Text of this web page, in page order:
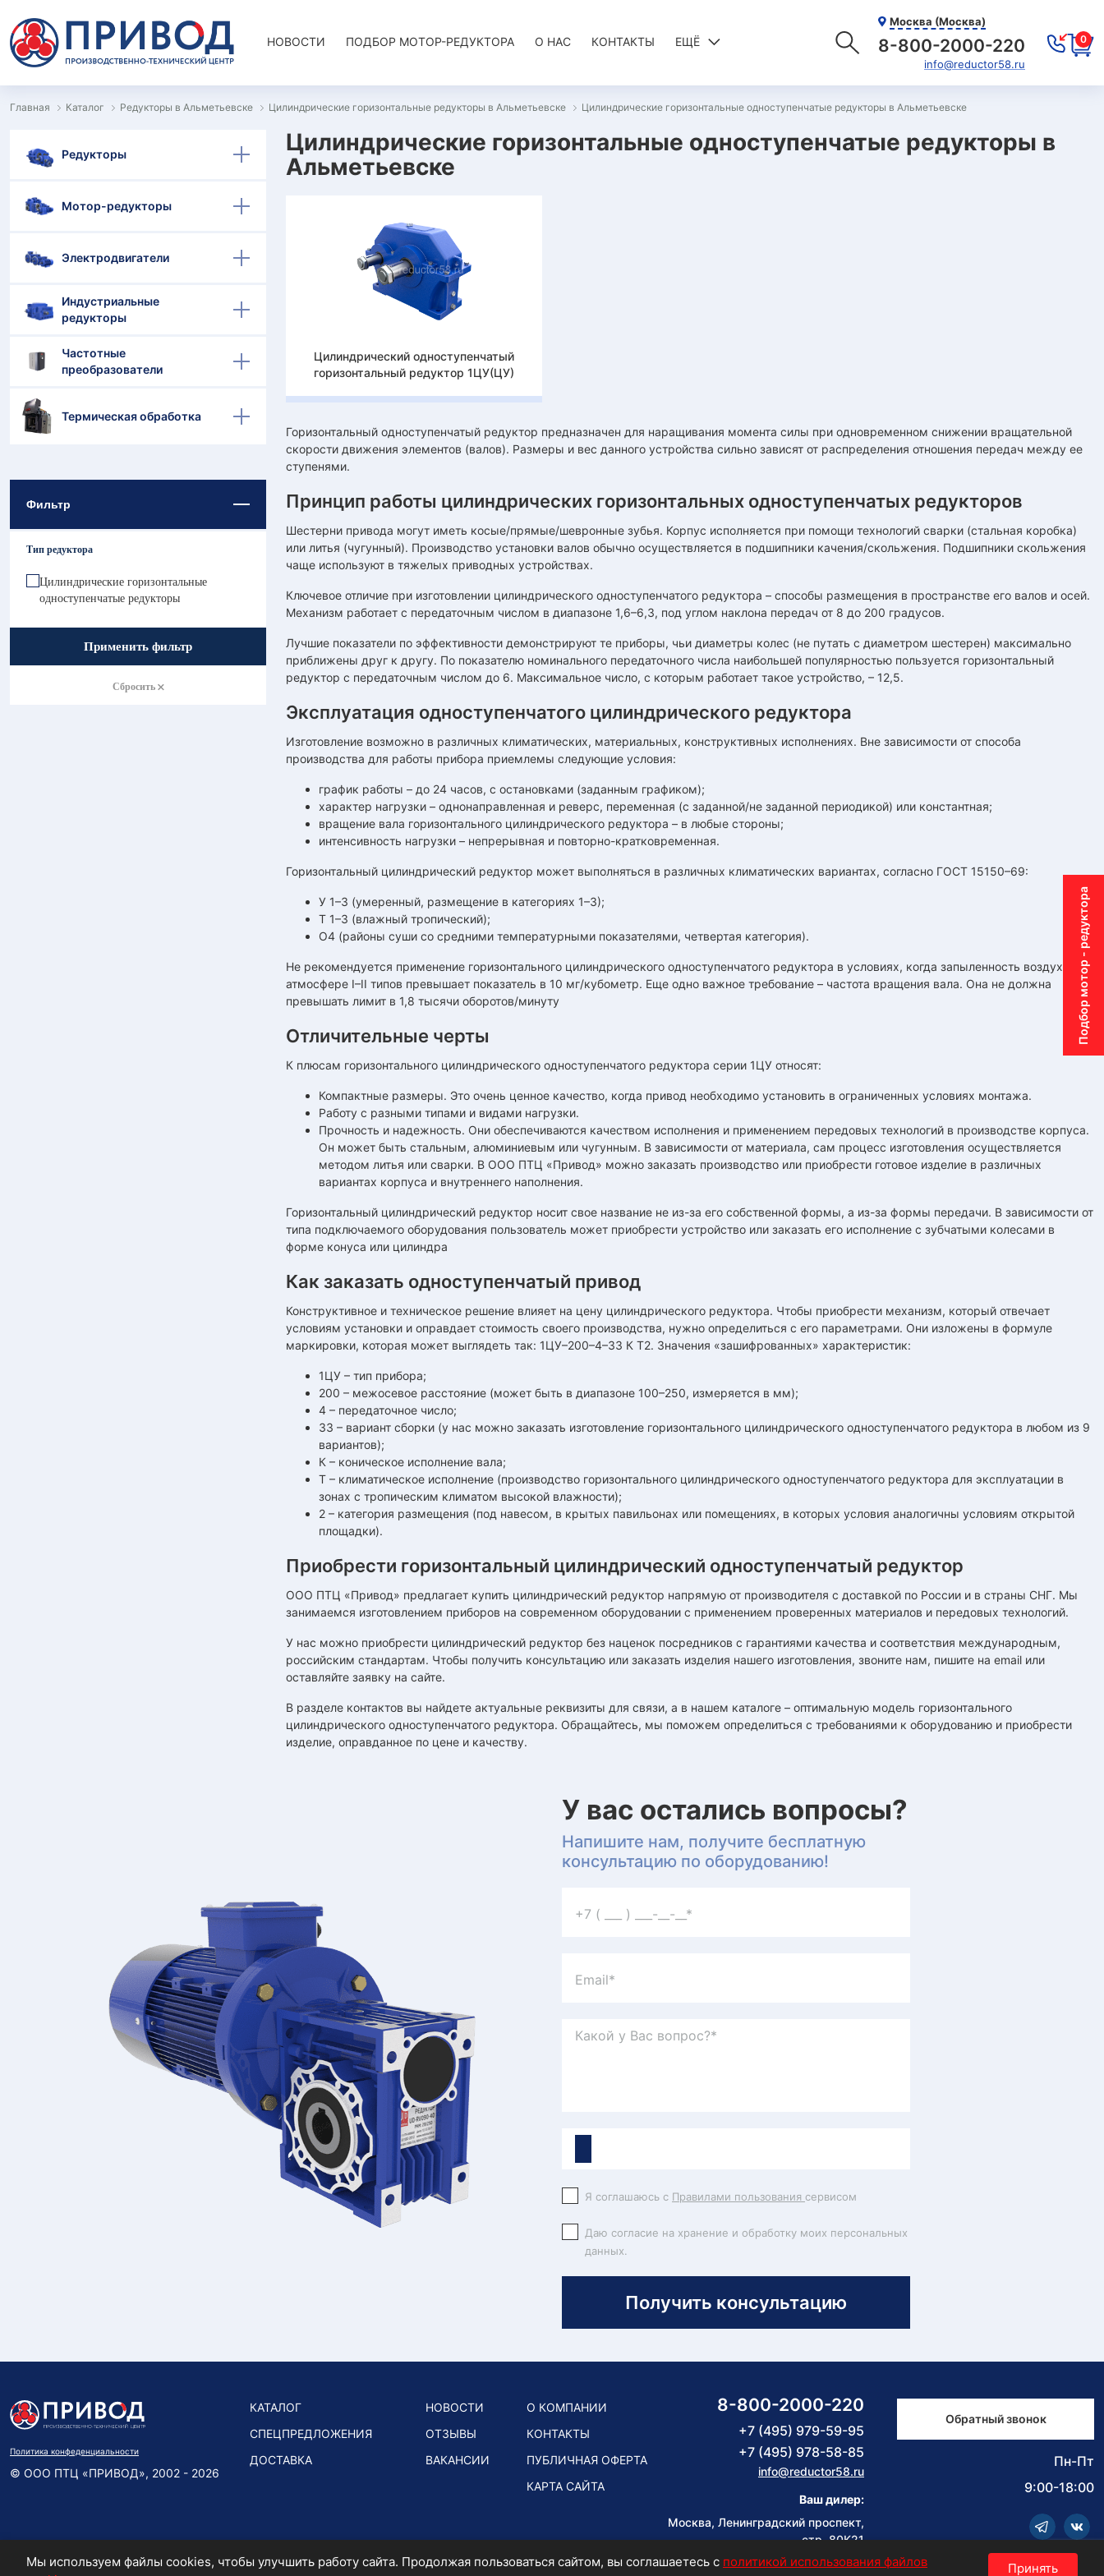
НОВОСТИ ПОДБОР МОТОР-РЕДУКТОРА О НАС КОНТАКТЫ ЕЩЁ
Москва (Москва)
8-800-2000-220
info@reductor58.ru
0
Подбор мотор - редуктора
Главная Каталог Редукторы в Альметьевске Цилиндрические горизонтальные редукторы в Альметьевске Цилиндрические горизонтальные одноступенчатые редукторы в Альметьевске
Редукторы
Мотор-редукторы
Электродвигатели
Индустриальные
редукторы
Частотные
преобразователи
Термическая обработка
Фильтр
Тип редуктора
Цилиндрические горизонтальные
одноступенчатые редукторы
Применить фильтр
Сбросить
Цилиндрические горизонтальные одноступенчатые редукторы в
Альметьевске
Цилиндрический одноступенчатый
горизонтальный редуктор 1ЦУ(ЦУ)
Горизонтальный одноступенчатый редуктор предназначен для наращивания момента силы при одновременном снижении вращательной
скорости движения элементов (валов). Размеры и вес данного устройства сильно зависят от распределения отношения передач между ее
ступенями.
Принцип работы цилиндрических горизонтальных одноступенчатых редукторов
Шестерни привода могут иметь косые/прямые/шевронные зубья. Корпус исполняется при помощи технологий сварки (стальная коробка)
или литья (чугунный). Производство установки валов обычно осуществляется в подшипники качения/скольжения. Подшипники скольжения
чаще используют в тяжелых приводных устройствах.
Ключевое отличие при изготовлении цилиндрического одноступенчатого редуктора – способы размещения в пространстве его валов и осей.
Механизм работает с передаточным числом в диапазоне 1,6–6,3, под углом наклона передач от 8 до 200 градусов.
Лучшие показатели по эффективности демонстрируют те приборы, чьи диаметры колес (не путать с диаметром шестерен) максимально
приближены друг к другу. По показателю номинального передаточного числа наибольшей популярностью пользуется горизонтальный
редуктор с передаточным числом до 6. Максимальное число, с которым работает такое устройство, – 12,5.
Эксплуатация одноступенчатого цилиндрического редуктора
Изготовление возможно в различных климатических, материальных, конструктивных исполнениях. Вне зависимости от способа
производства для работы прибора приемлемы следующие условия:
график работы – до 24 часов, с остановками (заданным графиком);
характер нагрузки – однонаправленная и реверс, переменная (с заданной/не заданной периодикой) или константная;
вращение вала горизонтального цилиндрического редуктора – в любые стороны;
интенсивность нагрузки – непрерывная и повторно-кратковременная.
Горизонтальный цилиндрический редуктор может выполняться в различных климатических вариантах, согласно ГОСТ 15150–69:
У 1–3 (умеренный, размещение в категориях 1–3);
Т 1–3 (влажный тропический);
О4 (районы суши со средними температурными показателями, четвертая категория).
Не рекомендуется применение горизонтального цилиндрического одноступенчатого редуктора в условиях, когда запыленность воздуха в
атмосфере I–II типов превышает показатель в 10 мг/кубометр. Еще одно важное требование – частота вращения вала. Она не должна
превышать лимит в 1,8 тысячи оборотов/минуту
Отличительные черты
К плюсам горизонтального цилиндрического одноступенчатого редуктора серии 1ЦУ относят:
Компактные размеры. Это очень ценное качество, когда привод необходимо установить в ограниченных условиях монтажа.
Работу с разными типами и видами нагрузки.
Прочность и надежность. Они обеспечиваются качеством исполнения и применением передовых технологий в производстве корпуса.
Он может быть стальным, алюминиевым или чугунным. В зависимости от материала, сам процесс изготовления осуществляется
методом литья или сварки. В ООО ПТЦ «Привод» можно заказать производство или приобрести готовое изделие в различных
вариантах корпуса и внутреннего наполнения.
Горизонтальный цилиндрический редуктор носит свое название не из-за его собственной формы, а из-за формы передачи. В зависимости от
типа подключаемого оборудования пользователь может приобрести устройство или заказать его исполнение с зубчатыми колесами в
форме конуса или цилиндра
Как заказать одноступенчатый привод
Конструктивное и техническое решение влияет на цену цилиндрического редуктора. Чтобы приобрести механизм, который отвечает
условиям установки и оправдает стоимость своего производства, нужно определиться с его параметрами. Они изложены в формуле
маркировки, которая может выглядеть так: 1ЦУ–200–4–33 К Т2. Значения «зашифрованных» характеристик:
1ЦУ – тип прибора;
200 – межосевое расстояние (может быть в диапазоне 100–250, измеряется в мм);
4 – передаточное число;
33 – вариант сборки (у нас можно заказать изготовление горизонтального цилиндрического одноступенчатого редуктора в любом из 9
вариантов);
К – коническое исполнение вала;
Т – климатическое исполнение (производство горизонтального цилиндрического одноступенчатого редуктора для эксплуатации в
зонах с тропическим климатом высокой влажности);
2 – категория размещения (под навесом, в крытых павильонах или помещениях, в которых условия аналогичны условиям открытой
площадки).
Приобрести горизонтальный цилиндрический одноступенчатый редуктор
ООО ПТЦ «Привод» предлагает купить цилиндрический редуктор напрямую от производителя с доставкой по России и в страны СНГ. Мы
занимаемся изготовлением приборов на современном оборудовании с применением проверенных материалов и передовых технологий.
У нас можно приобрести цилиндрический редуктор без наценок посредников с гарантиями качества и соответствия международным,
российским стандартам. Чтобы получить консультацию или заказать изделия нашего изготовления, звоните нам, пишите на email или
оставляйте заявку на сайте.
В разделе контактов вы найдете актуальные реквизиты для связи, а в нашем каталоге – оптимальную модель горизонтального
цилиндрического одноступенчатого редуктора. Обращайтесь, мы поможем определиться с требованиями к оборудованию и приобрести
изделие, оправданное по цене и качеству.
У вас остались вопросы?
Напишите нам, получите бесплатную
консультацию по оборудованию!
Я соглашаюсь с Правилами пользования сервисом
Даю согласие на хранение и обработку моих персональных
данных.
Получить консультацию
Политика конфеденциальности
© ООО ПТЦ «ПРИВОД», 2002 - 2026
КАТАЛОГ
СПЕЦПРЕДЛОЖЕНИЯ
ДОСТАВКА
НОВОСТИ
ОТЗЫВЫ
ВАКАНСИИ
О КОМПАНИИ
КОНТАКТЫ
ПУБЛИЧНАЯ ОФЕРТА
КАРТА САЙТА
8-800-2000-220
+7 (495) 979-59-95
+7 (495) 978-58-85
info@reductor58.ru
Ваш дилер:
Москва, Ленинградский проспект,
стр. 80К21
Обратный звонок
Пн-Пт
9:00-18:00
Мы используем файлы cookies, чтобы улучшить работу сайта. Продолжая пользоваться сайтом, вы соглашаетесь с политикой использования файлов
Принять